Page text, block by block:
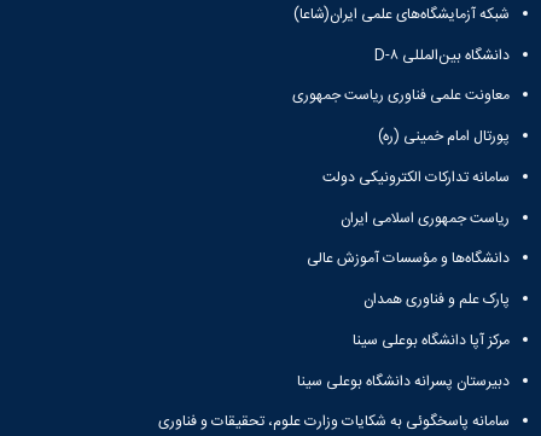
شبکه آزمایشگاه‌های علمی ایران(شاعا)
دانشگاه بین‌المللی D-۸
معاونت علمی فناوری ریاست جمهوری
پورتال امام خمینی (ره)
سامانه تدارکات الکترونیکی دولت
ریاست جمهوری اسلامی ایران
دانشگاه‌ها و مؤسسات آموزش عالی
پارک علم و فناوری همدان
مرکز آپا دانشگاه بوعلی سینا
دبیرستان پسرانه دانشگاه بوعلی سینا
سامانه پاسخگوئی به شکایات وزارت علوم، تحقیقات و فناوری